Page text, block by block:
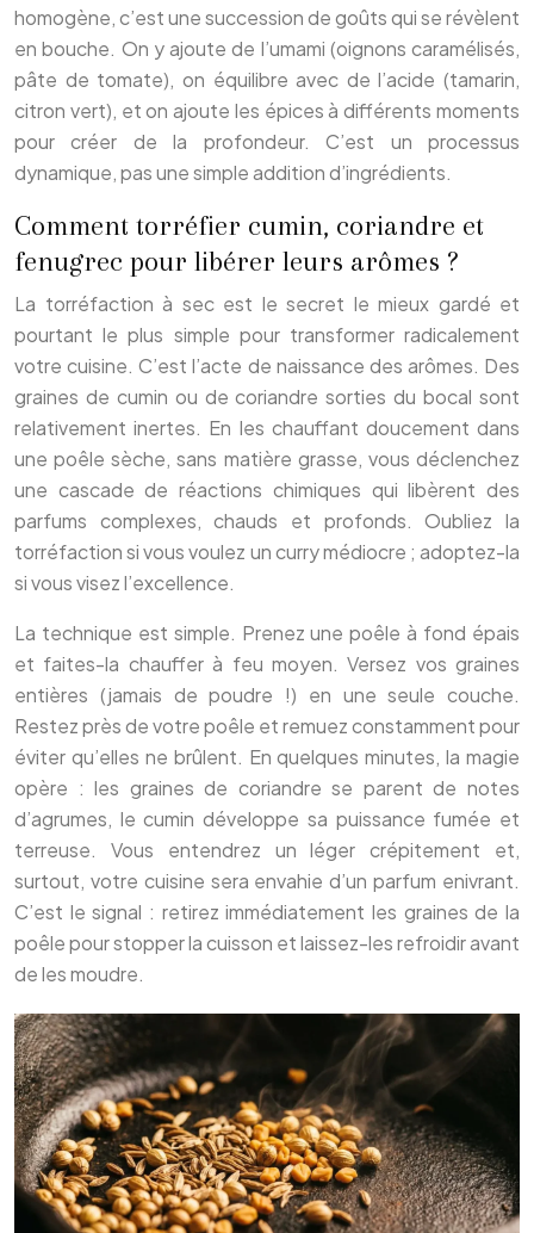
homogène, c’est une succession de goûts qui se révèlent
en bouche. On y ajoute de l’umami (oignons caramélisés,
pâte de tomate), on équilibre avec de l’acide (tamarin,
citron vert), et on ajoute les épices à différents moments
pour créer de la profondeur. C’est un processus
dynamique, pas une simple addition d’ingrédients.
Comment torréfier cumin, coriandre et
fenugrec pour libérer leurs arômes ?
La torréfaction à sec est le secret le mieux gardé et
pourtant le plus simple pour transformer radicalement
votre cuisine. C’est l’acte de naissance des arômes. Des
graines de cumin ou de coriandre sorties du bocal sont
relativement inertes. En les chauffant doucement dans
une poêle sèche, sans matière grasse, vous déclenchez
une cascade de réactions chimiques qui libèrent des
parfums complexes, chauds et profonds. Oubliez la
torréfaction si vous voulez un curry médiocre ; adoptez-la
si vous visez l’excellence.
La technique est simple. Prenez une poêle à fond épais
et faites-la chauffer à feu moyen. Versez vos graines
entières (jamais de poudre !) en une seule couche.
Restez près de votre poêle et remuez constamment pour
éviter qu’elles ne brûlent. En quelques minutes, la magie
opère : les graines de coriandre se parent de notes
d’agrumes, le cumin développe sa puissance fumée et
terreuse. Vous entendrez un léger crépitement et,
surtout, votre cuisine sera envahie d’un parfum enivrant.
C’est le signal : retirez immédiatement les graines de la
poêle pour stopper la cuisson et laissez-les refroidir avant
de les moudre.